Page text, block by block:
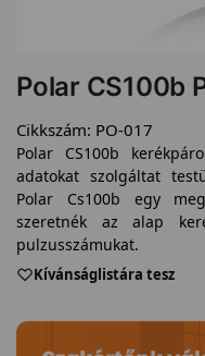
Polar CS100b
Cikkszám: PO-017
Polar CS100b
adatokat szolgáltat
Polar Cs100b egy
szeretnék az alap
pulzusszámukat.
Kívánságlistára tesz